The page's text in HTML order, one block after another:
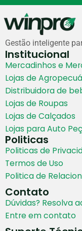
Gestão inteligente
Institucional
Mercadinhos e
Lojas de
Distribuidora de
Lojas de Roupas
Lojas de Calçados
Lojas para Auto
Politicas
Politicas de
Termos de Uso
Politica de
Contato
Dúvidas? Resolva
Entre em contato